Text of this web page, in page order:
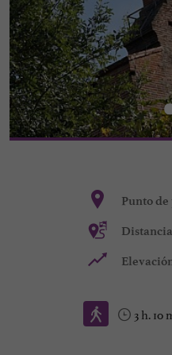
Punto
3 h. 10